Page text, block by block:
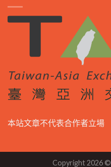
本站文章不代表合作者立場
Copyright 2026 ©